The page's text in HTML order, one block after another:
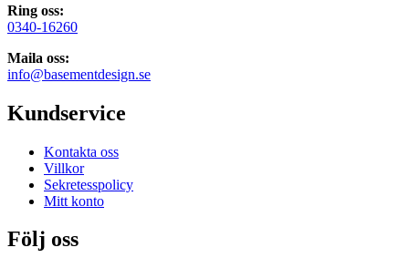
Ring oss:
0340-16260
Maila oss:
info@basementdesign.se
Kundservice
Kontakta oss
Villkor
Sekretesspolicy
Mitt konto
Följ oss